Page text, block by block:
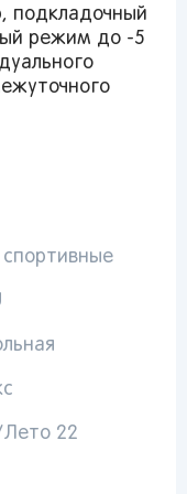
подкладочный
режим до -5
Лето 22
наличие
Челны